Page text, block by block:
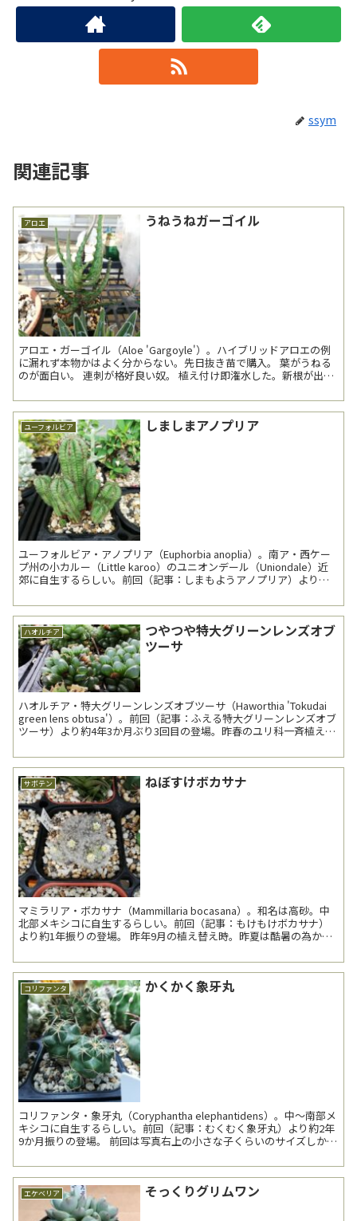
ssym
関連記事
アロエ うねうねガーゴイル
アロエ・ガーゴイル（Aloe 'Gargoyle'）。ハイブリッドアロエの例
に漏れず本物かはよく分からない。先日抜き苗で購入。 葉がうねる
のが面白い。 連刺が格好良い奴。 植え付け即潅水した。新根が出始
ユーフォルビア しましまアノプリア
ユーフォルビア・アノプリア（Euphorbia anoplia）。南ア・西ケー
プ州の小カルー（Little karoo）のユニオンデール（Uniondale）近
郊に自生するらしい。前回（記事：しまもようアノプリア）より約1
ハオルチア
つやつや特大グリーンレンズオブ
ツーサ
ハオルチア・特大グリーンレンズオブツーサ（Haworthia 'Tokudai
green lens obtusa'）。前回（記事：ふえる特大グリーンレンズオブ
ツーサ）より約4年3か月ぶり3回目の登場。昨春のユリ科一斉植え替
サボテン ねぼすけボカサナ
マミラリア・ボカサナ（Mammillaria bocasana）。和名は高砂。中
北部メキシコに自生するらしい。前回（記事：もけもけボカサナ）
より約1年振りの登場。 昨年9月の植え替え時。昨夏は酷暑の為か、
コリファンタ かくかく象牙丸
コリファンタ・象牙丸（Coryphantha elephantidens）。中～南部メ
キシコに自生するらしい。前回（記事：むくむく象牙丸）より約2年
9か月振りの登場。 前回は写真右上の小さな子くらいのサイズしかな
エケベリア そっくりグリムワン